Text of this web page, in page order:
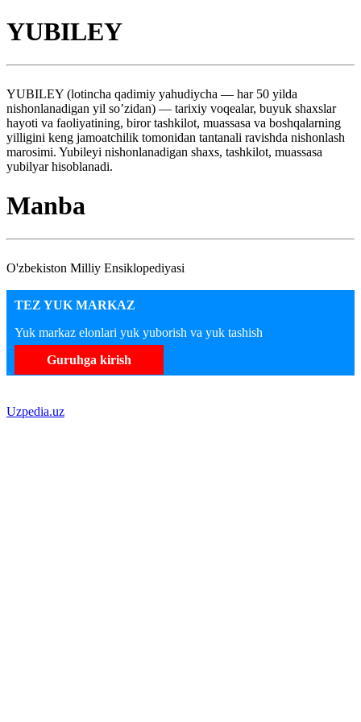
YUBILEY
YUBILEY (lotincha qadimiy yahudiycha — har 50 yilda
nishonlanadigan yil so’zidan) — tarixiy voqealar, buyuk shaxslar
hayoti va faoliyatining, biror tashkilot, muassasa va boshqalarning
yilligini keng jamoatchilik tomonidan tantanali ravishda nishonlash
marosimi. Yubileyi nishonlanadigan shaxs, tashkilot, muassasa
yubilyar hisoblanadi.
Manba
O'zbekiston Milliy Ensiklopediyasi
TEZ YUK MARKAZ
Yuk markaz elonlari yuk yuborish va yuk tashish
Guruhga kirish
Uzpedia.uz